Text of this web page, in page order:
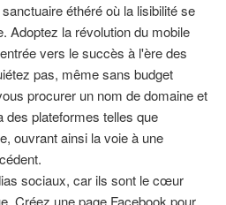
éthéré où la lisibilité se
Adoptez la révolution du mobile
vers le succès à l'ère des
pas, même sans budget
procurer un nom de domaine et
des plateformes telles que
ouvrant ainsi la voie à une
sociaux, car ils sont le cœur
Créez une page Facebook pour